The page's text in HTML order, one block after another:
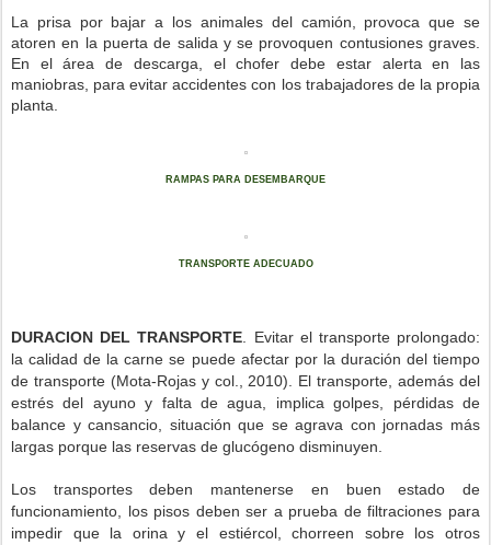
La prisa por bajar a los animales del camión, provoca que se
atoren en la puerta de salida y se provoquen contusiones graves.
En el área de descarga, el chofer debe estar alerta en las
maniobras, para evitar accidentes con los trabajadores de la propia
planta.
RAMPAS PARA DESEMBARQUE
TRANSPORTE ADECUADO
DURACION DEL TRANSPORTE . Evitar el transporte prolongado:
la calidad de la carne se puede afectar por la duración del tiempo
de transporte (Mota-Rojas y col., 2010). El transporte, además del
estrés del ayuno y falta de agua, implica golpes, pérdidas de
balance y cansancio, situación que se agrava con jornadas más
largas porque las reservas de glucógeno disminuyen.
Los transportes deben mantenerse en buen estado de
funcionamiento, los pisos deben ser a prueba de filtraciones para
impedir que la orina y el estiércol, chorreen sobre los otros